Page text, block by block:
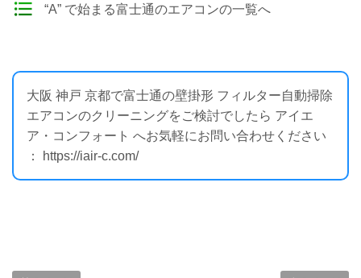
“A” で始まる富士通のエアコンの一覧へ
大阪 神戸 京都で富士通の壁掛形 フィルター自動掃除
エアコンのクリーニングをご検討でしたら アイエ
ア・コンフォート へお気軽にお問い合わせください
： https://iair-c.com/